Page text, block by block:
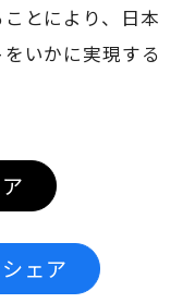
とにより、日本
いかに実現する
ェア